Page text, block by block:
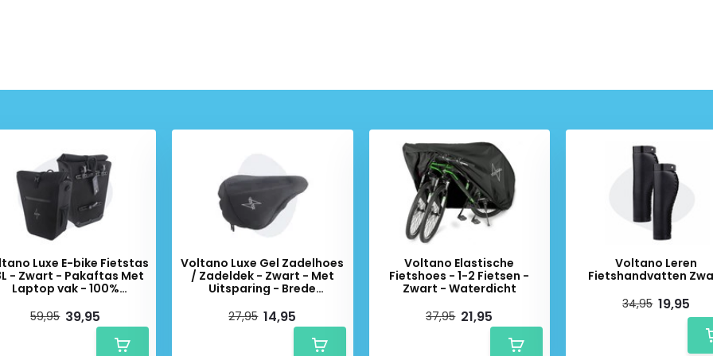
deze reflectoren blijft u ook
een exclusief systeem
zorgen voor een goed
maar liefst 42 liter.
Dandell en wij van
dat de fietstassen
in Nederland online
Luxe E-bike Fietstas
- Zwart - Pakaftas Met
Laptop vak - 100%
59,95 39,95
Voltano Luxe Gel Zadelhoes
/ Zadeldek - Zwart - Met
Uitsparing - Brede
27,95 14,95
Voltano Elastische
Fietshoes - 1-2 Fietsen -
Zwart - Waterdicht
37,95 21,95
Voltano Leren
Fietshandvatten
34,95 19,95